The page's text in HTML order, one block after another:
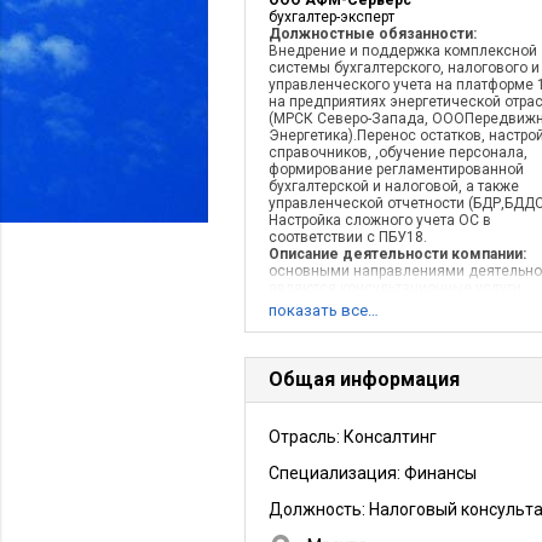
бухгалтер-эксперт
Должностные обязанности:
Внедрение и поддержка комплексной
системы бухгалтерского, налогового и
управленческого учета на платформе
на предприятиях энергетической
(МРСК Северо-Запада,
Энергетика).Перенос остатков,
справочников, ,обучение персонала,
формирование регламентированной
бухгалтерской и налоговой, а также
управленческой отчетности
Настройка сложного учета ОС в
соответствии с ПБУ18.
Описание деятельности компании:
основными направлениями
разработка и внедрение гаммы
Компания ориентирована на
крупных многофилиальных
предприятий. Приоритетной отраслью
«АФМ-Серверс» является
показать все…
Общая информация
Отрасль: Консалтинг
Специализация: Финансы
Должность: Налоговый